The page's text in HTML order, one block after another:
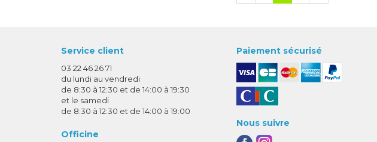
Service client
03 22 46 26 71
du lundi au vendredi
de 8:30 à 12:30 et de 14:00 à 19:30
et le samedi
de 8:30 à 12:30 et de 14:00 à 19:00
Officine
Paiement sécurisé
Nous suivre